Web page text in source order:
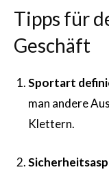
Tipps für
Geschäft
Sportart
man andere
Klettern.